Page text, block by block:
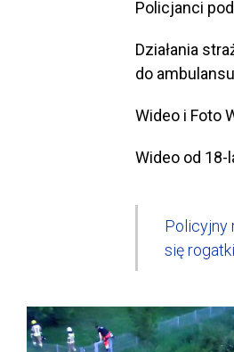
Policjanci
Działania
do
Wideo i Foto
Wideo od 18-
Policyjny
się